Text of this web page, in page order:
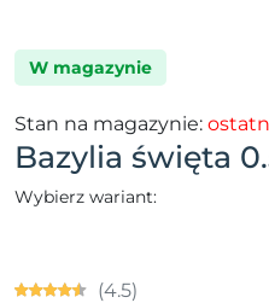
W magazynie
Stan na magazynie:
Bazylia święta
Wybierz wariant:
(4.5)